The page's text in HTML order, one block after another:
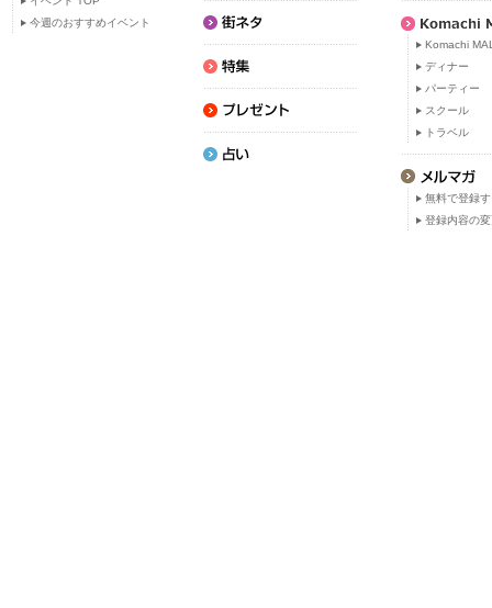
今週のおすすめイベント
Komachi
ディナー
パーティー
スクール
トラベル
無料で登録
登録内容の